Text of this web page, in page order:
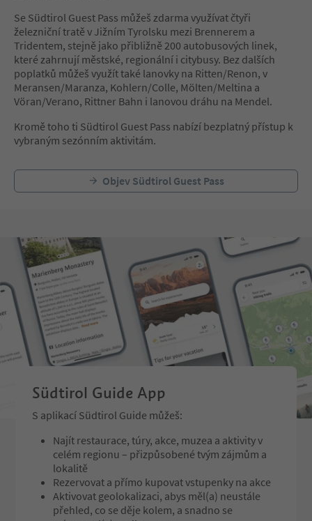
Se Südtirol Guest Pass můžeš zdarma využívat čtyři
železniční tratě v Jižním Tyrolsku mezi Brennerem a
Tridentem, stejně jako přibližně 200 autobusových linek,
které zahrnují městské, regionální i citybusy. Bez dalších
poplatků můžeš využít také lanovky na Ritten/Renon, v
Meransen/Maranza, Kohlern/Colle, Mölten/Meltina a
Vöran/Verano, Rittner Bahn i lanovou dráhu na Mendel.
Kromě toho ti Südtirol Guest Pass nabízí bezplatný přístup k
vybraným sezónním aktivitám.
Objev Südtirol Guest Pass
Südtirol Guide App
S aplikací Südtirol Guide můžeš:
Najít restaurace, túry, akce, muzea a aktivity v
celém regionu – přizpůsobené tvým zájmům a
lokalitě
Rezervovat a přímo kupovat vstupenky na akce
Aktivovat geolokalizaci, abys měl(a) neustále
přehled, co se děje kolem, a snadno se